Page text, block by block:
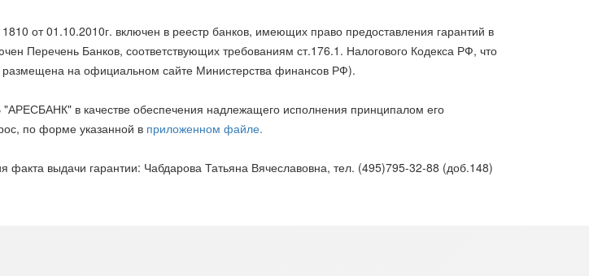
от 01.10.2010г. включен в реестр банков, имеющих право предоставления гарантий в
Перечень Банков, соответствующих требованиям ст.176.1. Налогового Кодекса РФ, что
на официальном сайте Министерства финансов РФ).
в качестве обеспечения надлежащего исполнения принципалом его
по форме указанной в приложенном файле.
выдачи гарантии: Чабдарова Татьяна Вячеславовна, тел. (495)795-32-88 (доб.148)